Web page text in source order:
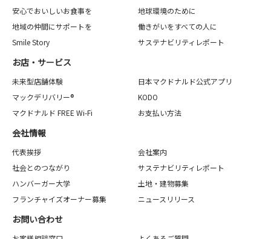
安心でおいしいお食事を
地球環境のために
地域の仲間にサポートを
働きがいをすべての人に
Smile Story
サステナビリティレポート
お店・サービス
未来型店舗体験
日本マクドナルド公式アプリ
マックデリバリー®
KODO
マクドナルド FREE Wi-Fi
お支払い方法
会社情報
代表挨拶
会社案内
社会とのつながり
サステナビリティレポート
ハンバーガー大学
土地・建物募集
フランチャイズオーナー募集
ニュースリリース
お問い合わせ